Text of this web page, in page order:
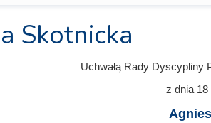
Skotnicka
Uchwałą Rady Dyscypliny
z dnia